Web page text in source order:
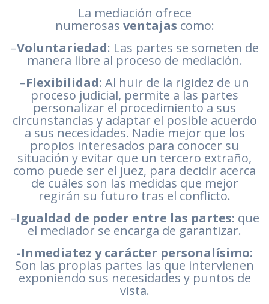
La mediación ofrece
numerosas ventajas como:
–Voluntariedad: Las partes se someten de
manera libre al proceso de mediación.
–Flexibilidad: Al huir de la rigidez de un
proceso judicial, permite a las partes
personalizar el procedimiento a sus
circunstancias y adaptar el posible acuerdo
a sus necesidades. Nadie mejor que los
propios interesados para conocer su
situación y evitar que un tercero extraño,
como puede ser el juez, para decidir acerca
de cuáles son las medidas que mejor
regirán su futuro tras el conflicto.
–Igualdad de poder entre las partes: que
el mediador se encarga de garantizar.
-Inmediatez y carácter personalísimo:
Son las propias partes las que intervienen
exponiendo sus necesidades y puntos de
vista.